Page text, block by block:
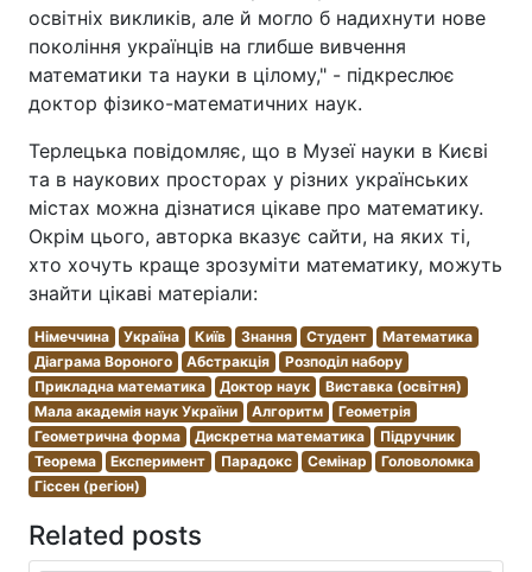
освітніх викликів, але й могло б надихнути нове
покоління українців на глибше вивчення
математики та науки в цілому," - підкреслює
доктор фізико-математичних наук.
Терлецька повідомляє, що в Музеї науки в Києві
та в наукових просторах у різних українських
містах можна дізнатися цікаве про математику.
Окрім цього, авторка вказує сайти, на яких ті,
хто хочуть краще зрозуміти математику, можуть
знайти цікаві матеріали:
Німеччина Україна Київ Знання Студент
Математика
Діаграма Вороного
Абстракція
Розподіл набору
Прикладна математика
Доктор наук
Виставка (освітня)
Мала академія наук України
Алгоритм
Геометрія
Геометрична форма
Дискретна математика
Підручник
Теорема
Експеримент Парадокс Семінар
Головоломка
Гіссен (регіон)
Related posts